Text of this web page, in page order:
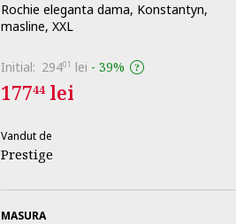
Rochie eleganta dama, Konstantyn,
masline, XXL
Initial: 29401 lei - 39%
17744lei
Vandut de
Prestige
MASURA